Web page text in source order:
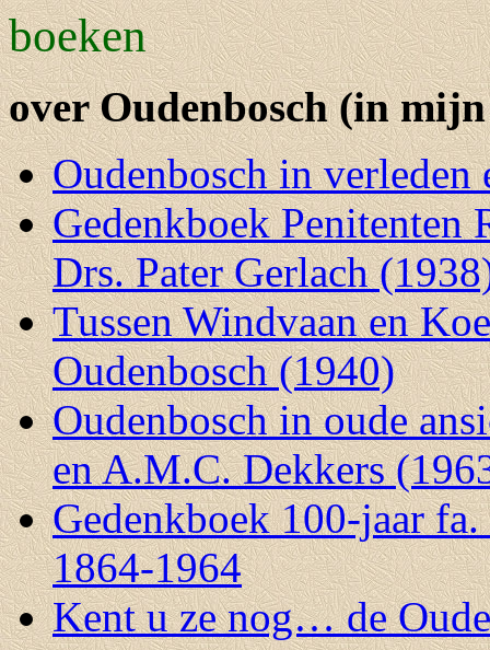
boeken
over Oudenbosch (in
Oudenbosch in
Gedenkboek Penitenten
Drs. Pater Gerlach
Tussen Windvaan en
Oudenbosch (1940)
Oudenbosch in oude
en A.M.C. Dekkers
Gedenkboek 100-jaar
1864-1964
Kent u ze nog… de